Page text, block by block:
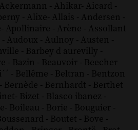
Ackermann - Ahikar- Aicard -
- Alixe- Allais - Andersen -
- Apollinaire - Arène - Assollant
- Audoux - Aulnoy - Austen -
- Barbey d aurevilly -
- Bazin - Beauvoir - Beecher
- Bellême - Beltran - Bentzon
- Bernède - Bernhardt - Berthet
- Bizet - Blasco ibanez -
- Boileau - Borie - Bouguier -
- Boutet - Bove -